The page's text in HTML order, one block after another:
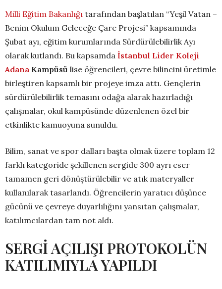
Milli Eğitim Bakanlığı tarafından başlatılan “Yeşil Vatan –
Benim Okulum Geleceğe Çare Projesi” kapsamında
Şubat ayı, eğitim kurumlarında Sürdürülebilirlik Ayı
olarak kutlandı. Bu kapsamda İstanbul Lider Koleji
Adana Kampüsü lise öğrencileri, çevre bilincini üretimle
birleştiren kapsamlı bir projeye imza attı. Gençlerin
sürdürülebilirlik temasını odağa alarak hazırladığı
çalışmalar, okul kampüsünde düzenlenen özel bir
etkinlikte kamuoyuna sunuldu.
Bilim, sanat ve spor dalları başta olmak üzere toplam 12
farklı kategoride şekillenen sergide 300 ayrı eser
tamamen geri dönüştürülebilir ve atık materyaller
kullanılarak tasarlandı. Öğrencilerin yaratıcı düşünce
gücünü ve çevreye duyarlılığını yansıtan çalışmalar,
katılımcılardan tam not aldı.
SERGİ AÇILIŞI PROTOKOLÜN
KATILIMIYLA YAPILDI